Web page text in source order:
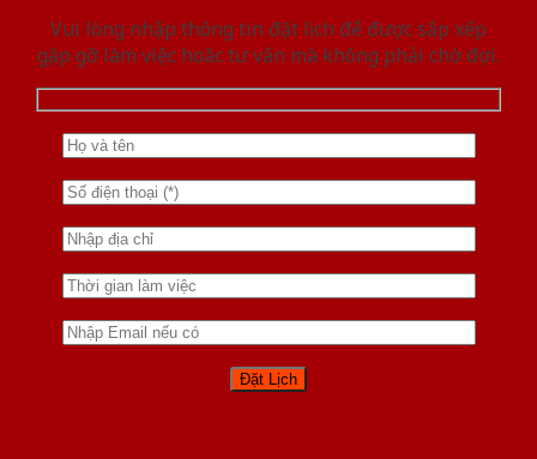
Vui lòng nhập thông tin đặt lịch để được sắp xếp
gặp gỡ làm việc hoăc tư vấn mà không phải chờ đợi.